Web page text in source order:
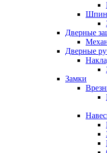
Дверные
Дверные
Замки